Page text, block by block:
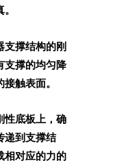
支撑结构的刚
支撑的均匀降
触表面。
性底板上，确
递到支撑结
相对应的力的